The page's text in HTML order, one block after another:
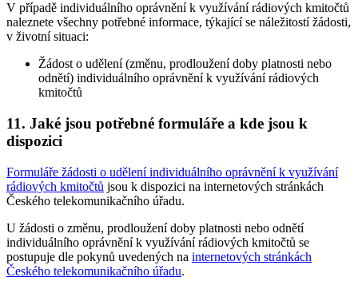
V případě individuálního oprávnění k využívání rádiových kmitočtů
naleznete všechny potřebné informace, týkající se náležitostí žádosti,
v životní situaci:
Žádost o udělení (změnu, prodloužení doby platnosti nebo
odnětí) individuálního oprávnění k využívání rádiových
kmitočtů
11. Jaké jsou potřebné formuláře a kde jsou k
dispozici
Formuláře žádosti o udělení individuálního oprávnění k využívání
rádiových kmitočtů jsou k dispozici na internetových stránkách
Českého telekomunikačního úřadu.
U žádosti o změnu, prodloužení doby platnosti nebo odnětí
individuálního oprávnění k využívání rádiových kmitočtů se
postupuje dle pokynů uvedených na internetových stránkách
Českého telekomunikačního úřadu.